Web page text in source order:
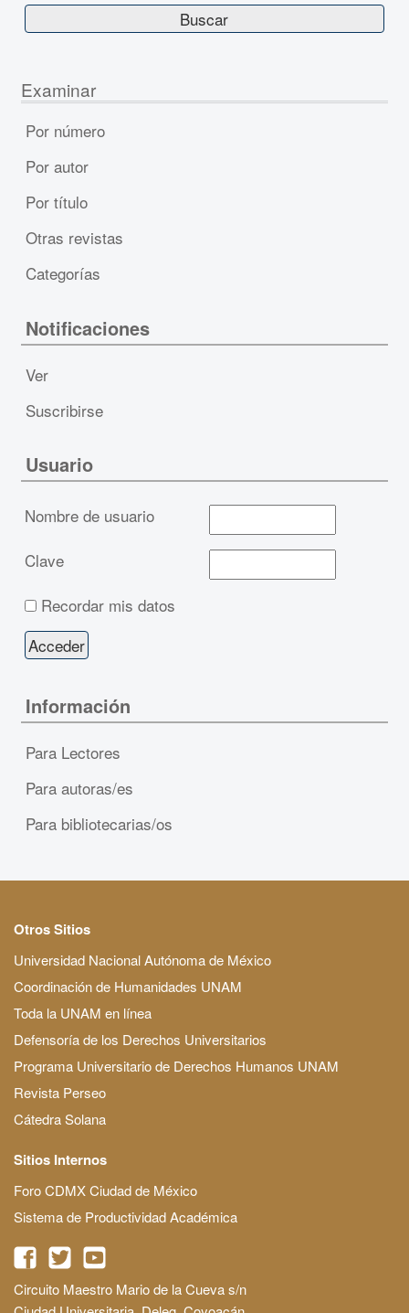
Examinar
Por número
Por autor
Por título
Otras revistas
Categorías
Notificaciones
Ver
Suscribirse
Usuario
Nombre de usuario
Clave
Recordar mis datos
Información
Para Lectores
Para autoras/es
Para bibliotecarias/os
Otros Sitios
Universidad Nacional Autónoma de México
Coordinación de Humanidades UNAM
Toda la UNAM en línea
Defensoría de los Derechos Universitarios
Programa Universitario de Derechos Humanos UNAM
Revista Perseo
Cátedra Solana
Sitios Internos
Foro CDMX Ciudad de México
Sistema de Productividad Académica
Circuito Maestro Mario de la Cueva s/n